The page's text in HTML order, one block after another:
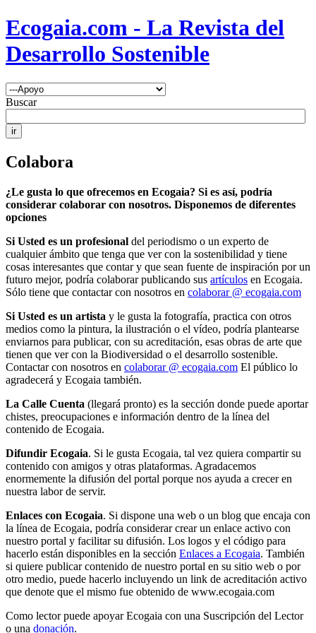
Ecogaia.com - La Revista del
Desarrollo Sostenible
Buscar
Colabora
¿Le gusta lo que ofrecemos en Ecogaia? Si es así, podría
considerar colaborar con nosotros. Disponemos de diferentes
opciones
Si Usted es un profesional del periodismo o un experto de
cualquier ámbito que tenga que ver con la sostenibilidad y tiene
cosas interesantes que contar y que sean fuente de inspiración por un
futuro mejor, podría colaborar publicando sus artículos en Ecogaia.
Sólo tiene que contactar con nosotros en colaborar @ ecogaia.com
Si Usted es un artista y le gusta la fotografía, practica con otros
medios como la pintura, la ilustración o el vídeo, podría plantearse
enviarnos para publicar, con su acreditación, esas obras de arte que
tienen que ver con la Biodiversidad o el desarrollo sostenible.
Contactar con nosotros en colaborar @ ecogaia.com El público lo
agradecerá y Ecogaia también.
La Calle Cuenta (llegará pronto) es la sección donde puede aportar
chistes, preocupaciones e información dentro de la línea del
contenido de Ecogaia.
Difundir Ecogaia. Si le gusta Ecogaia, tal vez quiera compartir su
contenido con amigos y otras plataformas. Agradacemos
enormemente la difusión del portal porque nos ayuda a crecer en
nuestra labor de servir.
Enlaces con Ecogaia. Si dispone una web o un blog que encaja con
la línea de Ecogaia, podría considerar crear un enlace activo con
nuestro portal y facilitar su difusión. Los logos y el código para
hacerlo están disponibles en la sección Enlaces a Ecogaia. También
si quiere publicar contenido de nuestro portal en su sitio web o por
otro medio, puede hacerlo incluyendo un link de acreditación activo
que denote que el mismo fue obtenido de www.ecogaia.com
Como lector puede apoyar Ecogaia con una Suscripción del Lector
o una donación.